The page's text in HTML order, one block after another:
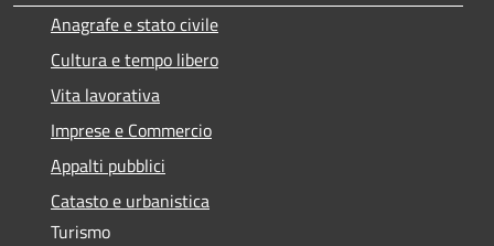
Anagrafe e stato civile
Cultura e tempo libero
Vita lavorativa
Imprese e Commercio
Appalti pubblici
Catasto e urbanistica
Turismo